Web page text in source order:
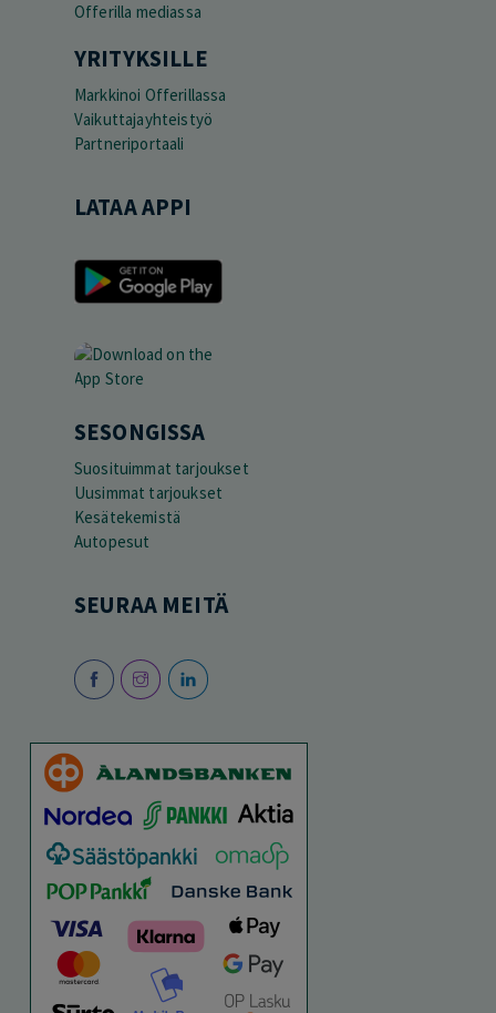
Offerilla mediassa
YRITYKSILLE
Markkinoi Offerillassa
Vaikuttajayhteistyö
Partneriportaali
LATAA APPI
SESONGISSA
Suosituimmat tarjoukset
Uusimmat tarjoukset
Kesätekemistä
Autopesut
SEURAA MEITÄ